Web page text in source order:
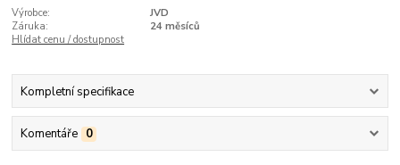
Výrobce:
JVD
Záruka:
24 měsíců
Hlídat cenu / dostupnost
Kompletní specifikace
Komentáře 0